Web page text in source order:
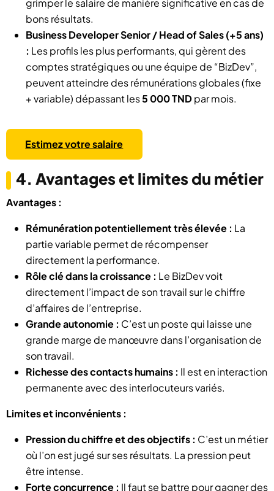
grimper le salaire de manière significative en cas de
bons résultats.
Business Developer Senior / Head of Sales (+5 ans)
: Les profils les plus performants, qui gèrent des
comptes stratégiques ou une équipe de “BizDev”,
peuvent atteindre des rémunérations globales (fixe
+ variable) dépassant les5 000 TNDpar mois.
Estimez votre salaire
4. Avantages et limites du métier
Avantages :
Rémunération potentiellement très élevée : La
partie variable permet de récompenser
directement la performance.
Rôle clé dans la croissance : Le BizDev voit
directement l’impact de son travail sur le chiffre
d’affaires de l’entreprise.
Grande autonomie : C’est un poste qui laisse une
grande marge de manœuvre dans l’organisation de
son travail.
Richesse des contacts humains : Il est en interaction
permanente avec des interlocuteurs variés.
Limites et inconvénients :
Pression du chiffre et des objectifs : C’est un métier
où l’on est jugé sur ses résultats. La pression peut
être intense.
Forte concurrence : Il faut se battre pour gagner des